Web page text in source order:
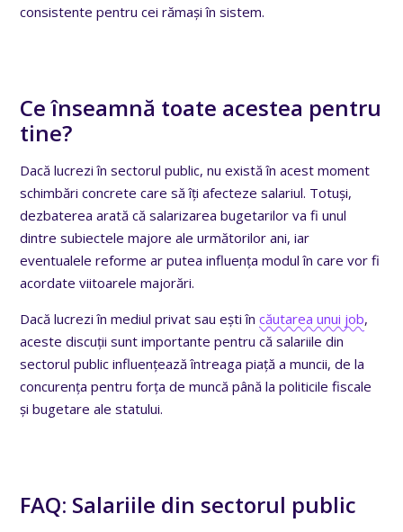
consistente pentru cei rămași în sistem.
Ce înseamnă toate acestea pentru
tine?
Dacă lucrezi în sectorul public, nu există în acest moment
schimbări concrete care să îți afecteze salariul. Totuși,
dezbaterea arată că salarizarea bugetarilor va fi unul
dintre subiectele majore ale următorilor ani, iar
eventualele reforme ar putea influența modul în care vor fi
acordate viitoarele majorări.
Dacă lucrezi în mediul privat sau ești încăutarea unui job,
aceste discuții sunt importante pentru că salariile din
sectorul public influențează întreaga piață a muncii, de la
concurența pentru forța de muncă până la politicile fiscale
și bugetare ale statului.
FAQ: Salariile din sectorul public